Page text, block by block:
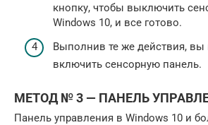
кнопку, чтобы выключить
Windows 10, и все готово.
Выполнив те же действия, вы
включить сенсорную панель.
МЕТОД № 3 — ПАНЕЛЬ
Панель управления в Windows 10 и